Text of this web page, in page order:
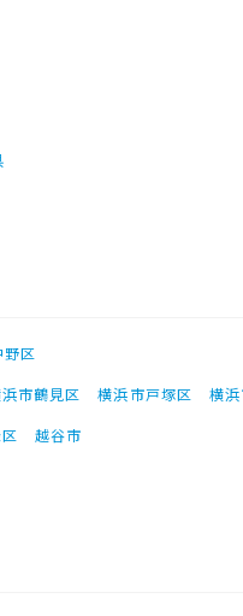
野区
市鶴見区 横浜市戸塚区
横
越谷市